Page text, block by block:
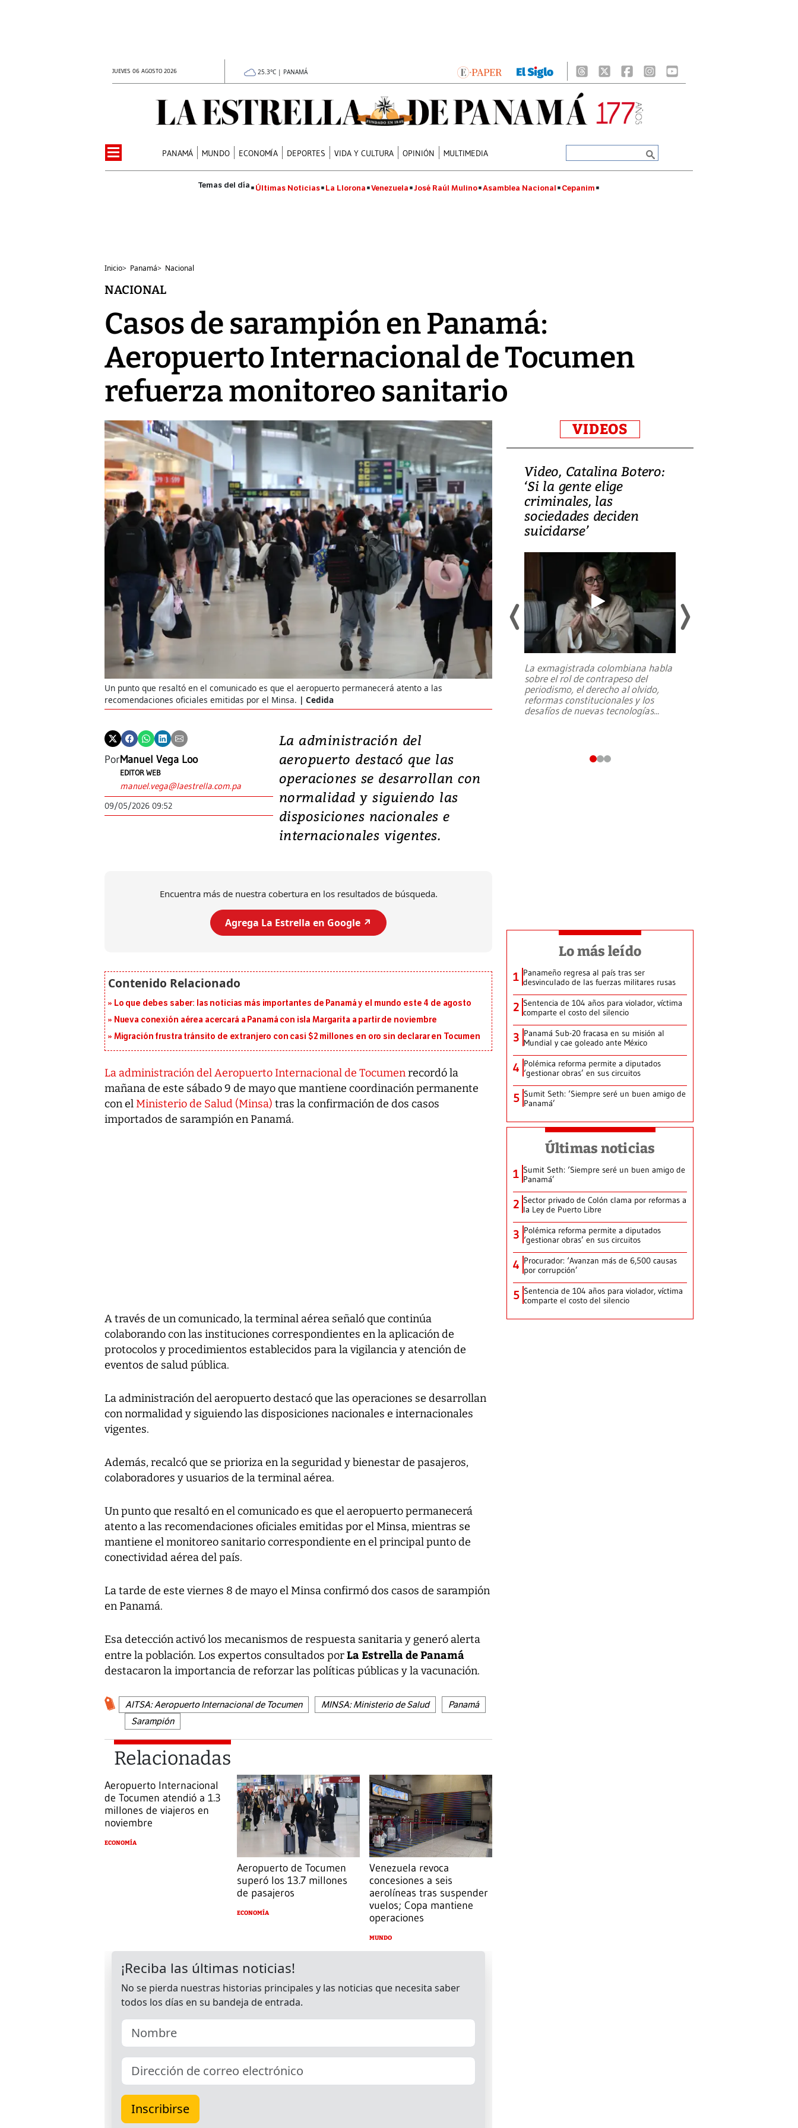
JUEVES 06 AGOSTO 2026 25.3°C | PANAMÁ
PANAMÁ MUNDO ECONOMÍA DEPORTES VIDA Y CULTURA OPINIÓN MULTIMEDIA
Últimas Noticias La Llorona Venezuela José Raúl Mulino Asamblea Nacional Cepanim
Inicio> Panamá> Nacional
NACIONAL
Casos de sarampión en Panamá:
Aeropuerto Internacional de Tocumen
refuerza monitoreo sanitario
Un punto que resaltó en el comunicado es que el aeropuerto permanecerá atento a las
recomendaciones oficiales emitidas por el Minsa.
Cedida
PorManuel Vega Loo
EDITOR WEB
manuel.vega@laestrella.com.pa
09/05/2026 09:52
La administración del
aeropuerto destacó que las
operaciones se desarrollan con
normalidad y siguiendo las
disposiciones nacionales e
internacionales vigentes.
Encuentra más de nuestra cobertura en los resultados de búsqueda.
Agrega La Estrella en Google ↗️
Lo que debes saber: las noticias más importantes de Panamá y el mundo este 4 de agosto
Nueva conexión aérea acercará a Panamá con isla Margarita a partir de noviembre
Migración frustra tránsito de extranjero con casi $2 millones en oro sin declarar en Tocumen
La administración del Aeropuerto Internacional de Tocumenrecordó la
mañana de este sábado 9 de mayo que mantiene coordinación permanente
con elMinisterio de Salud (Minsa) tras la confirmación de dos casos
importados de sarampión en Panamá.
A través de un comunicado, la terminal aérea señaló que continúa
colaborando con las instituciones correspondientes en la aplicación de
protocolos y procedimientos establecidos para la vigilancia y atención de
eventos de salud pública.
La administración del aeropuerto destacó que las operaciones se desarrollan
con normalidad y siguiendo las disposiciones nacionales e internacionales
vigentes.
Además, recalcó que se prioriza en la seguridad y bienestar de pasajeros,
colaboradores y usuarios de la terminal aérea.
Un punto que resaltó en el comunicado es que el aeropuerto permanecerá
atento a las recomendaciones oficiales emitidas por el Minsa, mientras se
mantiene el monitoreo sanitario correspondiente en el principal punto de
conectividad aérea del país.
La tarde de este viernes 8 de mayo el Minsa confirmó dos casos de sarampión
en Panamá.
Esa detección activó los mecanismos de respuesta sanitaria y generó alerta
entre la población. Los expertos consultados porLa Estrella de Panamá
destacaron la importancia de reforzar las políticas públicas y la vacunación.
AITSA: Aeropuerto Internacional de Tocumen MINSA: Ministerio de Salud
Panamá
Sarampión
Relacionadas
Aeropuerto Internacional
de Tocumen atendió a 1.3
millones de viajeros en
noviembre
ECONOMÍA
Aeropuerto de Tocumen
superó los 13.7 millones
de pasajeros
ECONOMÍA
Venezuela revoca
concesiones a seis
aerolíneas tras suspender
vuelos; Copa mantiene
operaciones
MUNDO
VIDEOS
Video, Japón: Terremoto
deja heridos y graves
daños en Kumamoto
Un fuerte terremoto de magnitud
7,1 se registró este martes 28 de
julio en la prefectura de Kumamoto,
al sur de Japón, provocando una
emergencia de gran...
Video, Catalina Botero:
‘Si la gente elige
criminales, las
sociedades deciden
suicidarse’
La exmagistrada colombiana habla
sobre el rol de contrapeso del
periodismo, el derecho al olvido,
reformas constitucionales y los
desafíos de nuevas tecnologías...
Lo más leído
1 Panameño regresa al país tras ser
desvinculado de las fuerzas militares rusas
2 Sentencia de 104 años para violador, víctima
comparte el costo del silencio
3 Panamá Sub-20 fracasa en su misión al
Mundial y cae goleado ante México
4 Polémica reforma permite a diputados
‘gestionar obras’ en sus circuitos
5 Sumit Seth: ‘Siempre seré un buen amigo de
Panamá’
Últimas noticias
1 Sumit Seth: ‘Siempre seré un buen amigo de
Panamá’
2 Sector privado de Colón clama por reformas a
la Ley de Puerto Libre
3 Polémica reforma permite a diputados
‘gestionar obras’ en sus circuitos
4 Procurador: ‘Avanzan más de 6,500 causas
por corrupción’
5 Sentencia de 104 años para violador, víctima
comparte el costo del silencio